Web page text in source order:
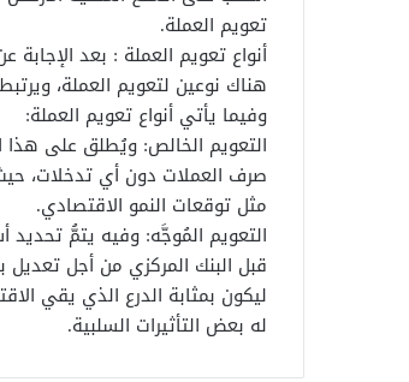
تعويم العملة.
أنواع تعويم العملة : بعد
هناك نوعين لتعويم العملة،
وفيما يأتي أنواع تعويم العملة:
التعويم الخالص: ويُطلق على هذا
صرف العملات دون أي تدخلات،
مثل توقعات النمو الاقتصادي.
التعويم المُوجَّه: وفيه يتمُّ
قبل البنك المركزي من أجل
ليكون بمثابة الدرع الذي يقي
له بعض التأثيرات السلبية.